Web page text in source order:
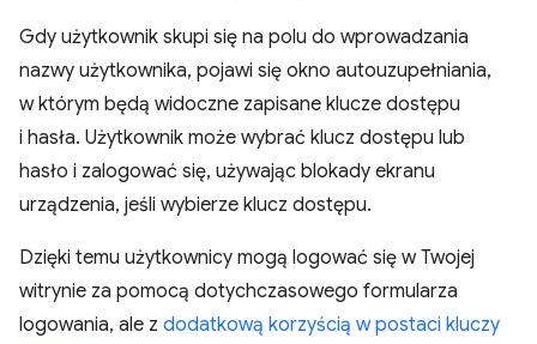
Gdy użytkownik skupi się na polu do wprowadzania
nazwy użytkownika, pojawi się okno autouzupełniania,
w którym będą widoczne zapisane klucze dostępu
i hasła. Użytkownik może wybrać klucz dostępu lub
hasło i zalogować się, używając blokady ekranu
urządzenia, jeśli wybierze klucz dostępu.
Dzięki temu użytkownicy mogą logować się w Twojej
witrynie za pomocą dotychczasowego formularza
logowania, ale z dodatkową korzyścią w postaci kluczy